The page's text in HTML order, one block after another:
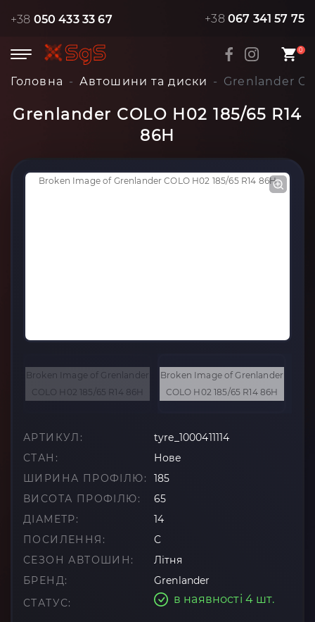
+38 050 433 33 67 +38 067 341 57 75
0
Головна Автошини та диски Grenlander
Grenlander COLO H02 185/65 R14
86H
АРТИКУЛ:
tyre_1000411114
СТАН:
Нове
ШИРИНА ПРОФІЛЮ:
185
ВИСОТА ПРОФІЛЮ:
65
ДІАМЕТР:
14
ПОСИЛЕННЯ:
C
СЕЗОН АВТОШИН:
Літня
БРЕНД:
Grenlander
СТАТУС:
в наявності 4 шт.